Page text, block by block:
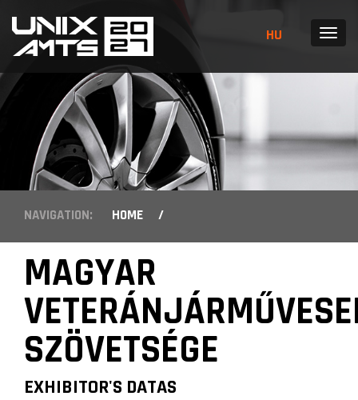
HU MENU
NAVIGATION: HOME /
MAGYAR
SZÖVETSÉGE
EXHIBITOR'S DATAS